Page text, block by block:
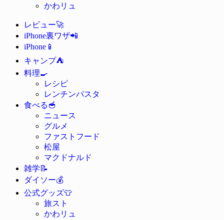
かわリュ
レビュー🚀
iPhone裏ワザ📲
iPhone 📱
キャンプ⛺
料理🍳
レシピ
レンチンパスタ
食べる 🥣
ニュース
グルメ
ファストフード
松屋
マクドナルド
雑学📝
ダイソー💰
公式グッズ👕
旅スト
かわリュ